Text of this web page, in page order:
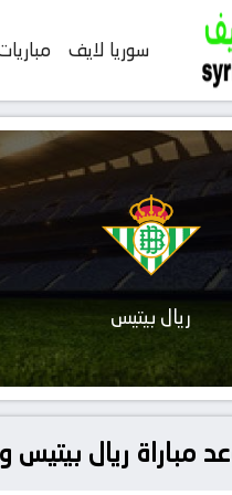
سوريا لايف
ريال بيتيس
بيتيس و إشبيلية بتاريخ 2026-03-01 في